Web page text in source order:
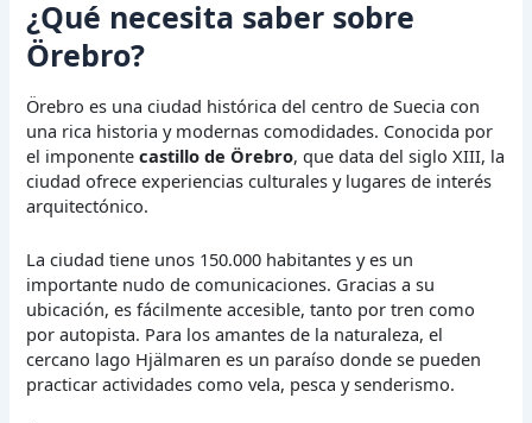
¿Qué necesita saber sobre
Örebro?
Örebro es una ciudad histórica del centro de Suecia con
una rica historia y modernas comodidades. Conocida por
el imponentecastillo de Örebro, que data del siglo XIII, la
ciudad ofrece experiencias culturales y lugares de interés
arquitectónico.
La ciudad tiene unos 150.000 habitantes y es un
importante nudo de comunicaciones. Gracias a su
ubicación, es fácilmente accesible, tanto por tren como
por autopista. Para los amantes de la naturaleza, el
cercano lago Hjälmaren es un paraíso donde se pueden
practicar actividades como vela, pesca y senderismo.